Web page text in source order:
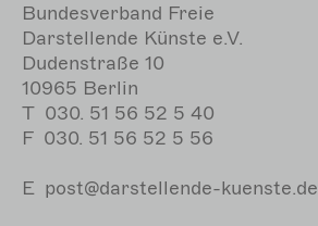
Bundesverband Freie
Darstellende Künste e.V.
Dudenstraße 10
10965 Berlin
T 030. 51 56 52 5 40
F 030. 51 56 52 5 56
E post@darstellende-kuenste.de